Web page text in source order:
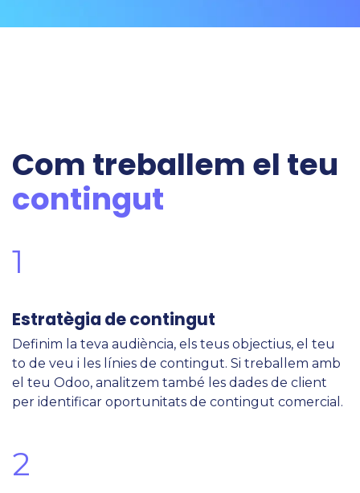
Com treballem el teu
contingut
1
Estratègia de contingut
Definim la teva audiència, els teus objectius, el teu
to de veu i les línies de contingut. Si treballem amb
el teu Odoo, analitzem també les dades de client
per identificar oportunitats de contingut comercial.
2